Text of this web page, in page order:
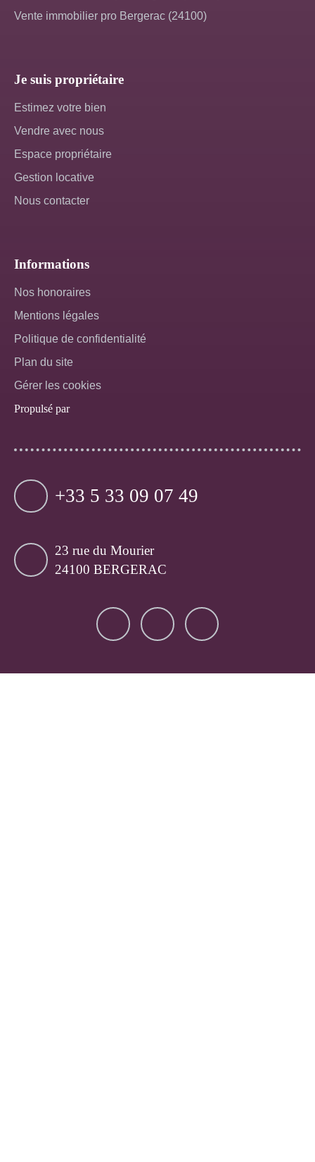
Vente immobilier pro Bergerac (24100)
Je suis propriétaire
Estimez votre bien
Vendre avec nous
Espace propriétaire
Gestion locative
Nous contacter
Informations
Nos honoraires
Mentions légales
Politique de confidentialité
Plan du site
Gérer les cookies
Propulsé par
+33 5 33 09 07 49
23 rue du Mourier
24100 BERGERAC